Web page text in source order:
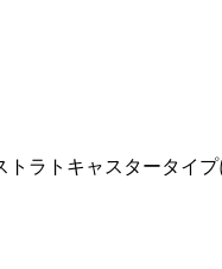
ラトキャスタータイ